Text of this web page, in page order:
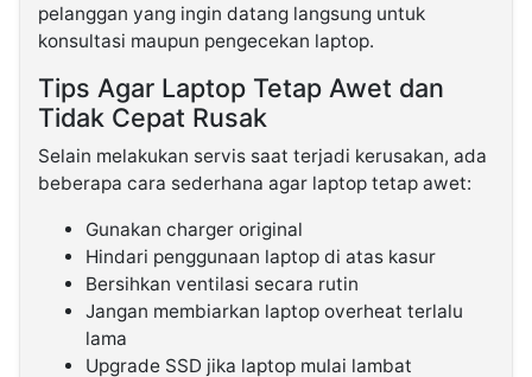
pelanggan yang ingin datang langsung untuk
konsultasi maupun pengecekan laptop.
Tips Agar Laptop Tetap Awet dan
Tidak Cepat Rusak
Selain melakukan servis saat terjadi kerusakan, ada
beberapa cara sederhana agar laptop tetap awet:
Gunakan charger original
Hindari penggunaan laptop di atas kasur
Bersihkan ventilasi secara rutin
Jangan membiarkan laptop overheat terlalu
lama
Upgrade SSD jika laptop mulai lambat